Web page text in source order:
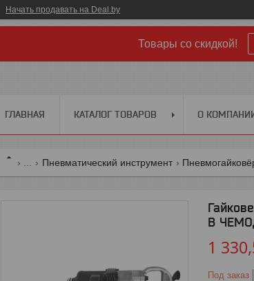
Начать продавать на Deal.by
Товары со скидкой!
ГЛАВНАЯ КАТАЛОГ ТОВАРОВ О
Пневматический инструмент
В
1
Под заказ